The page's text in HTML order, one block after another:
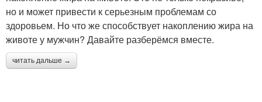
но и может привести к серьезным проблемам со
здоровьем. Но что же способствует накоплению жира на
животе у мужчин? Давайте разберёмся вместе.
читать дальше →